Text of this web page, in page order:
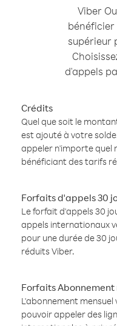
Viber
bénéficier
supérieur
d'appels
Crédits
Quel que soit le
est ajouté à votre
appeler n'importe quel
bénéficiant des tarifs
Forfaits d'appels 30
Le forfait d'appels 30
appels internationaux
pour une durée de 30
réduits Viber.
Forfaits Abonnement
L'abonnement
pouvoir appeler des